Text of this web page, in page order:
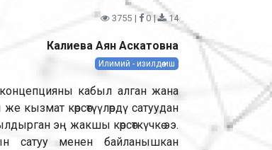
3755 | 0 | 14
Калиева Аян Аскатовна
Илимий - изилдөө иш
концепцияны кабыл алган жана
кызмат көрсөтүүлөрдү сатуудан
эң жакшы көрсөткүчкө ээ.
сатуу менен байланышкан